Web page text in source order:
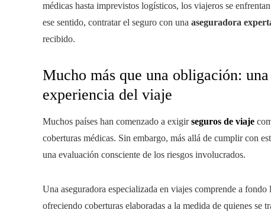
médicas hasta imprevistos logísticos, los viajeros se
ese sentido, contratar el seguro con una aseguradora
recibido.
Mucho más que una obligación:
experiencia del viaje
Muchos países han comenzado a exigirseguros de viaje
coberturas médicas. Sin embargo, más allá de cumplir con
una evaluación consciente de los riesgos involucrados.
Una aseguradora especializada en viajes comprende a
ofreciendo coberturas elaboradas a la medida de quienes se